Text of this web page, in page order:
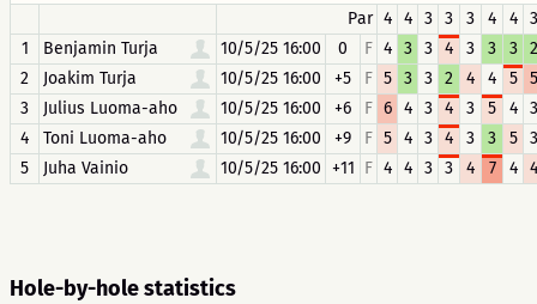
Par 4 4 3 3 3 4 4
3
1
Benjamin Turja 10/5/25 16:00 0 F 4 3 3 4 3 3 3
2
2
Joakim Turja 10/5/25 16:00 +5 F 5 3 3 2 4 4 5
5
3
Julius Luoma-aho 10/5/25 16:00 +6 F 6 4 3 4 3 5 4
3
4
Toni Luoma-aho 10/5/25 16:00 +9 F 5 4 3 4 3 3 5
3
5
Juha Vainio 10/5/25 16:00 +11 F 4 4 3 3 4 7 4 4
Hole-by-hole statistics